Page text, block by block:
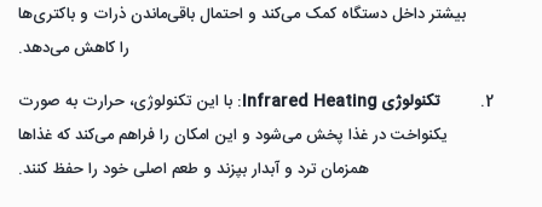
بیشتر داخل دستگاه کمک می‌کند و احتمال باقی‌ماندن ذرات و باکتری‌ها
را کاهش می‌دهد.
تکنولوژی Infrared Heating
: با این تکنولوژی، حرارت به صورت
یکنواخت در غذا پخش می‌شود و این امکان را فراهم می‌کند که غذاها
همزمان ترد و آبدار بپزند و طعم اصلی خود را حفظ کنند.